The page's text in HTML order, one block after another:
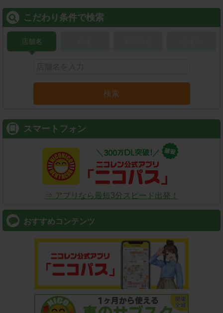
こだわり条件で検索
店舗名
検索
スマートフォン
⇒ アプリなら最短3分スピード出発！
おすすめコンテンツ